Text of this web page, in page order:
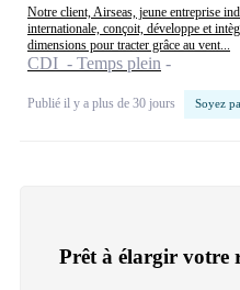
Notre client, Airseas, jeune entreprise
internationale, conçoit, développe et
dimensions pour tracter grâce au vent...
CDI - Temps plein
Publié il y a plus de 30 jours Soyez
Prêt à élargir votre